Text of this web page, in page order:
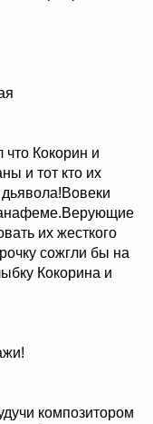
Кокорин и
и тот кто их
их жесткого
сожгли бы на
Кокорина и
композитором